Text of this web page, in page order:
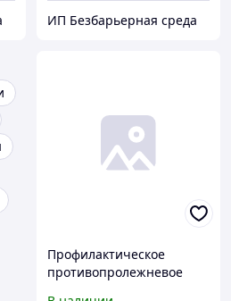
ИП Безбарьерная среда
Профилактическое
противопролежневое